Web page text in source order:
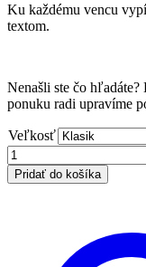
Ku každému vencu
textom.
Nenašli ste čo
ponuku radi upravíme
Veľkosť
Pridať do košíka